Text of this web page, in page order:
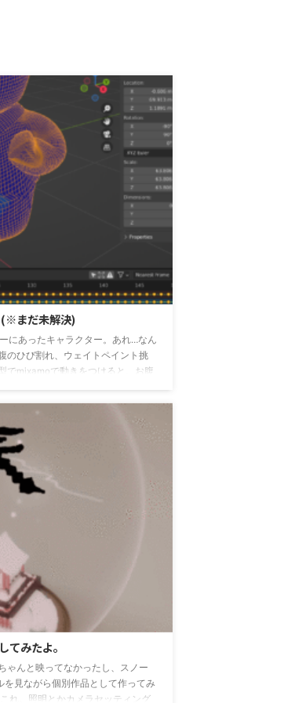
(※まだ未解決)
にあったキャラクター。あれ…なん
のひび割れ、ウェイトペイント挑
でmixamoで動きをつけると、お腹
を「ウェイトペイントモード」に
こが個人的にはつまづきポイント
みたよ。
ゃんと映ってなかったし、スノー
を見ながら個別作品として作ってみ
れ。照明とかカメラセッティング